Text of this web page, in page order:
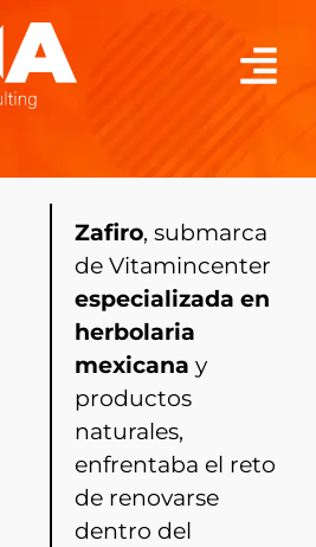
Zafiro, submarca
de Vitamincenter
especializada en
herbolaria
mexicana y
productos
naturales,
enfrentaba el reto
de renovarse
dentro del